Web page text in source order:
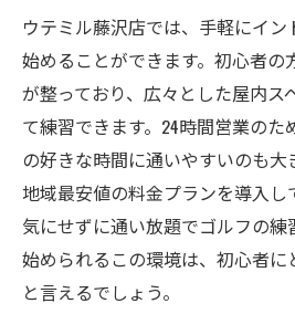
ウテミル藤沢店では、手軽にイ
始めることができます。初心者の
が整っており、広々とした屋内ス
て練習できます。24時間営業のた
の好きな時間に通いやすいのも大
地域最安値の料金プランを導入し
気にせずに通い放題でゴルフの練
始められるこの環境は、初心者に
と言えるでしょう。